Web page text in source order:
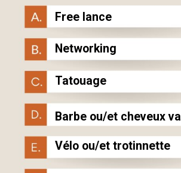
Free lance
Networking
Tatouage
Barbe ou/et cheveux
Vélo ou/et trotinnette